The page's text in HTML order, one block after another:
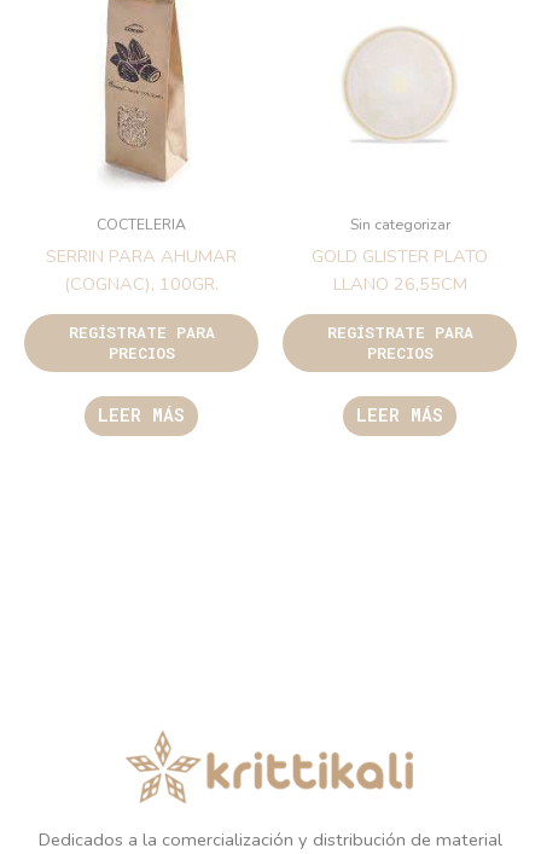
COCTELERIA
SERRIN PARA AHUMAR
(COGNAC), 100GR.
REGÍSTRATE PARA
PRECIOS
LEER MÁS
Sin categorizar
GOLD GLISTER PLATO
LLANO 26,55CM
REGÍSTRATE PARA
PRECIOS
LEER MÁS
Dedicados a la comercialización y distribución de material